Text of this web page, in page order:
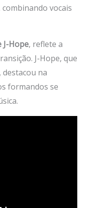
vocais
J-Hope, reflete a
J-Hope, que
na
formandos se